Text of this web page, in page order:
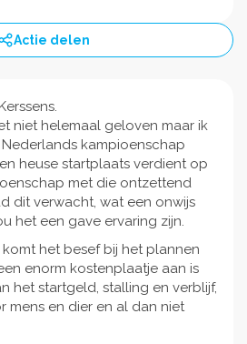
Actie delen
niet helemaal geloven maar ik
kampioenschap
heuse startplaats verdient op
met die ontzettend
dit verwacht, wat een onwijs
het een gave ervaring zijn.
het besef bij het plannen
enorm kostenplaatje aan is
het startgeld, stalling en verblijf,
mens en dier en al dan niet